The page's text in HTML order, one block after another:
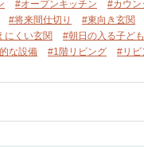
#オープンキッチン
#カウン
#将来間仕切り #東向き玄関
にくい玄関
#朝日の入る子ど
な設備 #1階リビング
#リビ